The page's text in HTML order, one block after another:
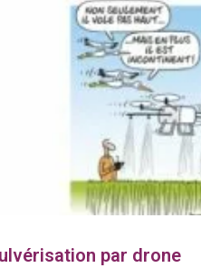
par drone